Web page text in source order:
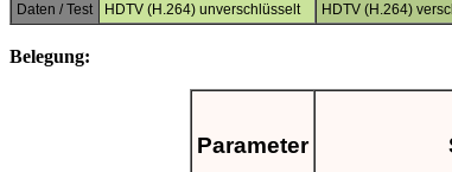
Daten / Test HDTV (H.264) unverschlüsselt HDTV (H.264)
Belegung:
Parameter